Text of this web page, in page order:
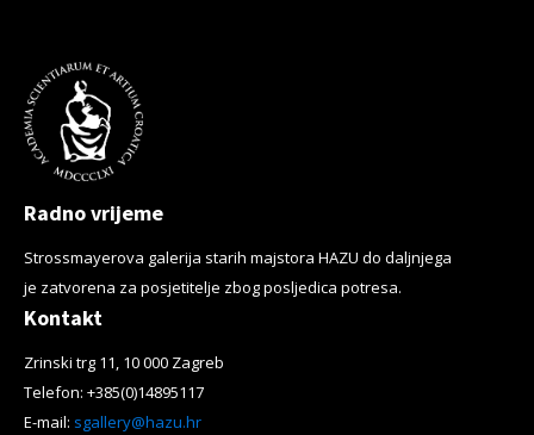
Radno vrijeme
Strossmayerova galerija starih majstora HAZU do daljnjega
je zatvorena za posjetitelje zbog posljedica potresa.
Kontakt
Zrinski trg 11, 10 000 Zagreb
Telefon: +385(0)14895117
E-mail: sgallery@hazu.hr